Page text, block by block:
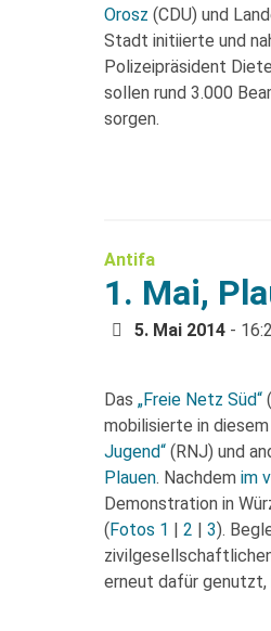
Orosz (CDU) und
Stadt initiierte und
Polizeipräsident
sollen rund 3.000
sorgen.
Antifa
1. Mai,
5. Mai 2014 -
Das „Freie Netz Süd“
mobilisierte in
Jugend“ (RNJ) und
Plauen. Nachdem im
Demonstration in
(Fotos 1 | 2 | 3).
erneut dafür